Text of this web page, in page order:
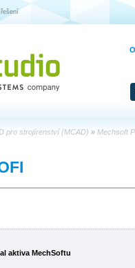
pro strojírenství (MCAD) » Mechsoft
aktiva MechSoftu